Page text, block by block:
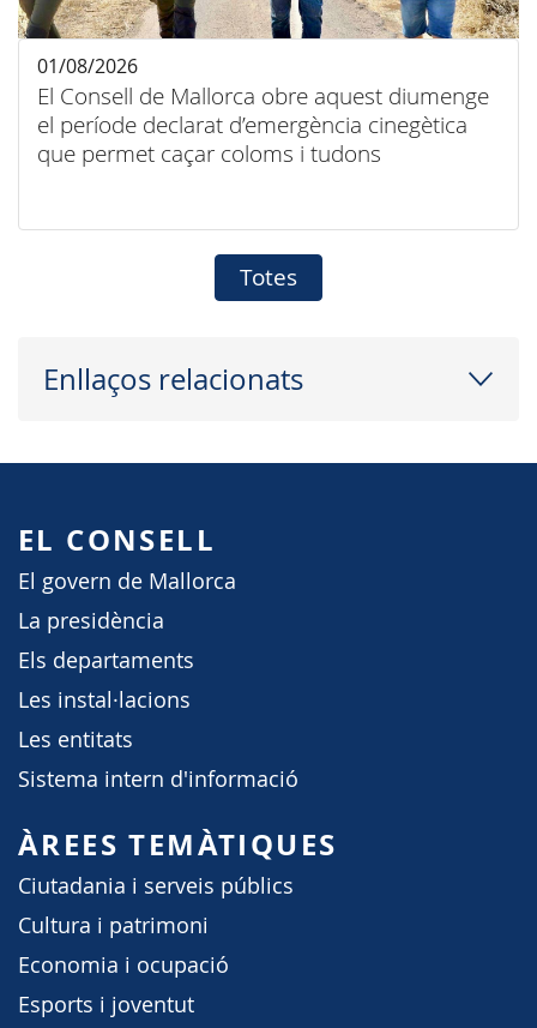
El Consell de Mallorca obre aquest diumenge
el període declarat d’emergència cinegètica
que permet caçar coloms i tudons
01/08/2026
Totes
Enllaços relacionats
EL CONSELL
El govern de Mallorca
La presidència
Els departaments
Les instal·lacions
Les entitats
Sistema intern d'informació
ÀREES TEMÀTIQUES
Ciutadania i serveis públics
Cultura i patrimoni
Economia i ocupació
Esports i joventut